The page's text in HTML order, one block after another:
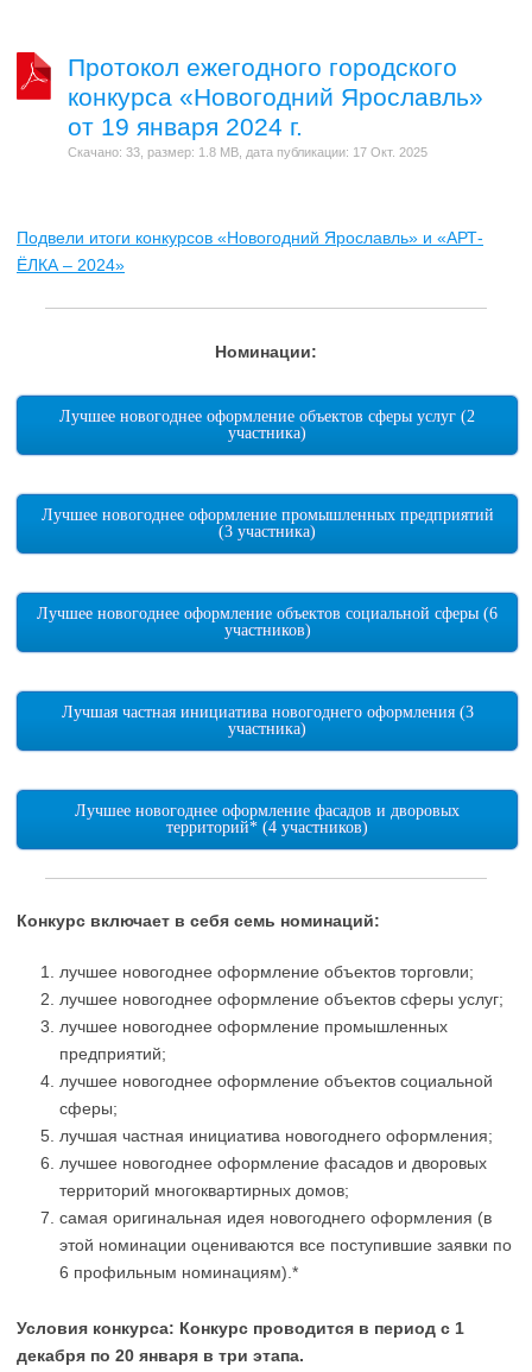
Протокол ежегодного городского
конкурса «Новогодний Ярославль»
от 19 января 2024 г.
Скачано: 33, размер: 1.8 MB, дата публикации: 17 Окт. 2025
Подвели итоги конкурсов «Новогодний Ярославль» и «АРТ-
ЁЛКА – 2024»
Номинации:
Лучшее новогоднее оформление объектов сферы услуг (2
участника)
Лучшее новогоднее оформление промышленных предприятий
(3 участника)
Лучшее новогоднее оформление объектов социальной сферы (6
участников)
Лучшая частная инициатива новогоднего оформления (3
участника)
Лучшее новогоднее оформление фасадов и дворовых
территорий* (4 участников)
Конкурс включает в себя семь номинаций:
лучшее новогоднее оформление объектов торговли;
лучшее новогоднее оформление объектов сферы услуг;
лучшее новогоднее оформление промышленных
предприятий;
лучшее новогоднее оформление объектов социальной
сферы;
лучшая частная инициатива новогоднего оформления;
лучшее новогоднее оформление фасадов и дворовых
территорий многоквартирных домов;
самая оригинальная идея новогоднего оформления (в
этой номинации оцениваются все поступившие заявки по
6 профильным номинациям).*
Условия конкурса: Конкурс проводится в период с 1
декабря по 20 января в три этапа.